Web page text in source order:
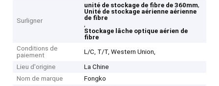
Surligner
unité de stockage de fibre de 360mm,
Unité de stockage aérienne aérienne
de fibre
,
Stockage lâche optique aérien de
fibre
Conditions de
paiement
L/C, T/T, Western Union,
Lieu d'origine
La Chine
Nom de marque
Fongko